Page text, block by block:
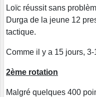
Loïc réussit sans
Durga de la jeune 12
tactique.
Comme il y a 15 jours, 3-
2ème rotation
Malgré quelques 400